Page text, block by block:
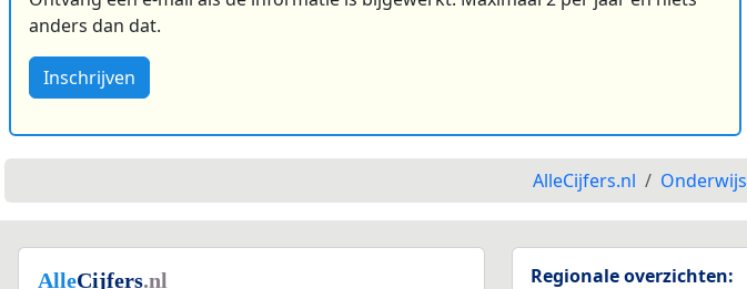
anders dan dat.
Inschrijven
AlleCijfers.nl Onderwijs
Regionale overzichten: